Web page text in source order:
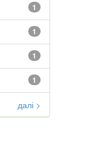
1
1
1
1
далі >